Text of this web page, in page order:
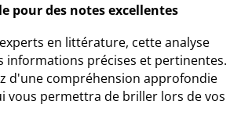
pour des notes excellentes
en littérature, cette analyse
informations précises et pertinentes.
d'une compréhension approfondie
vous permettra de briller lors de vos